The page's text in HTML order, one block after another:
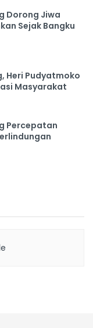
Dorong Jiwa
Sejak Bangku
Heri Pudyatmoko
Masyarakat
Percepatan